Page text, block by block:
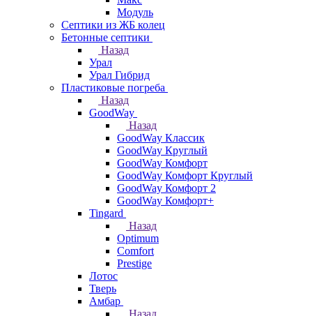
Модуль
Септики из ЖБ колец
Бетонные септики
Назад
Урал
Урал Гибрид
Пластиковые погреба
Назад
GoodWay
Назад
GoodWay Классик
GoodWay Круглый
GoodWay Комфорт
GoodWay Комфорт Круглый
GoodWay Комфорт 2
GoodWay Комфорт+
Tingard
Назад
Optimum
Comfort
Prestige
Лотос
Тверь
Амбар
Назад